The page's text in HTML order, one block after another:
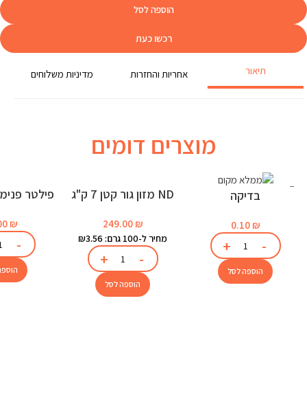
הוספה לסל
רכשו כעת
תיאור אחריות והחזרות מדיניות משלוחים
מוצרים דומים
בדיקה
0.10 ₪
הוספה לסל
ND מזון גור קטן 7 ק"ג
249.00 ₪
מחיר ל-100 גרם: ₪3.56
הוספה לסל
₪